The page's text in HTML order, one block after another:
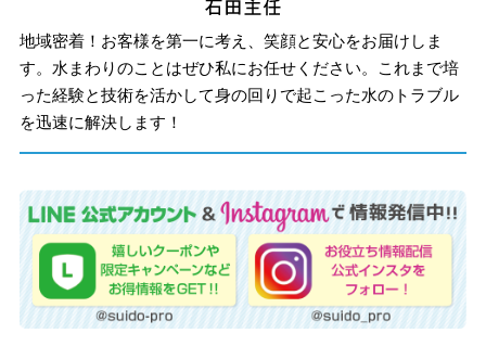
地域密着！お客様を第一に考え、笑顔と安心をお届けしま
す。水まわりのことはぜひ私にお任せください。これまで培
った経験と技術を活かして身の回りで起こった水のトラブル
を迅速に解決します！